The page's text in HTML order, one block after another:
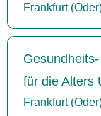
Frankfurt
für die Alters
Frankfurt